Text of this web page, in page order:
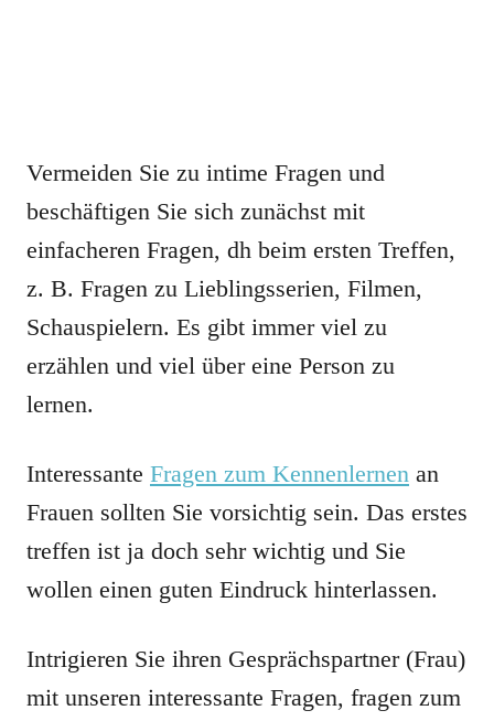
Vermeiden Sie zu intime Fragen und
beschäftigen Sie sich zunächst mit
einfacheren Fragen, dh beim ersten Treffen,
z. B. Fragen zu Lieblingsserien, Filmen,
Schauspielern. Es gibt immer viel zu
erzählen und viel über eine Person zu
lernen.
Interessante Fragen zum Kennenlernen an
Frauen sollten Sie vorsichtig sein. Das erstes
treffen ist ja doch sehr wichtig und Sie
wollen einen guten Eindruck hinterlassen.
Intrigieren Sie ihren Gesprächspartner (Frau)
mit unseren interessante Fragen, fragen zum